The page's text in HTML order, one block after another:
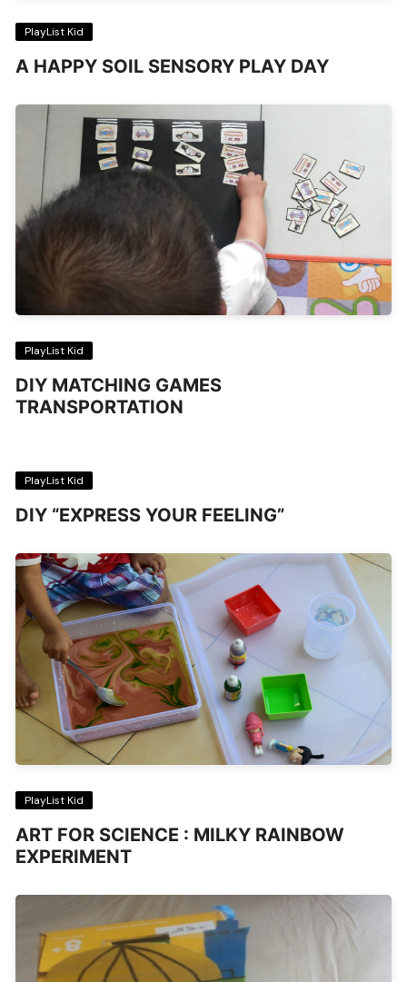
PlayList Kid
A HAPPY SOIL SENSORY PLAY DAY
PlayList Kid
DIY MATCHING GAMES
TRANSPORTATION
PlayList Kid
DIY “EXPRESS YOUR FEELING”
PlayList Kid
ART FOR SCIENCE : MILKY RAINBOW
EXPERIMENT